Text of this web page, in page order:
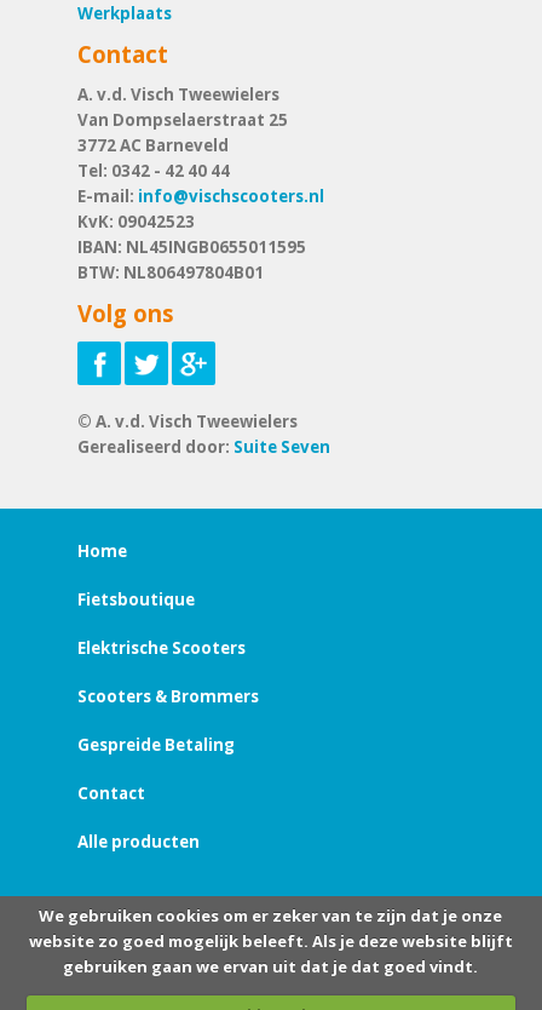
Werkplaats
Contact
A. v.d. Visch Tweewielers
Van Dompselaerstraat 25
3772 AC Barneveld
Tel: 0342 - 42 40 44
E-mail: info@vischscooters.nl
KvK: 09042523
IBAN: NL45INGB0655011595
BTW: NL806497804B01
Volg ons
© A. v.d. Visch Tweewielers
Gerealiseerd door: Suite Seven
Home
Fietsboutique
Elektrische Scooters
Scooters & Brommers
Gespreide Betaling
Contact
Alle producten
We gebruiken cookies om er zeker van te zijn dat je onze
website zo goed mogelijk beleeft. Als je deze website blijft
gebruiken gaan we ervan uit dat je dat goed vindt.